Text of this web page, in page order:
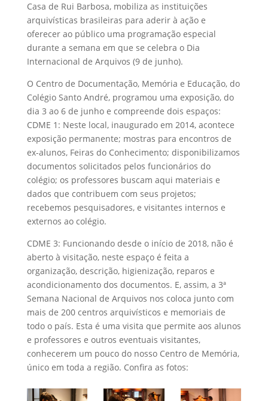
Casa de Rui Barbosa, mobiliza as instituições
arquivísticas brasileiras para aderir à ação e
oferecer ao público uma programação especial
durante a semana em que se celebra o Dia
Internacional de Arquivos (9 de junho).
O Centro de Documentação, Memória e Educação, do
Colégio Santo André, programou uma exposição, do
dia 3 ao 6 de junho e compreende dois espaços:
CDME 1: Neste local, inaugurado em 2014, acontece
exposição permanente; mostras para encontros de
ex-alunos, Feiras do Conhecimento; disponibilizamos
documentos solicitados pelos funcionários do
colégio; os professores buscam aqui materiais e
dados que contribuem com seus projetos;
recebemos pesquisadores, e visitantes internos e
externos ao colégio.
CDME 3: Funcionando desde o início de 2018, não é
aberto à visitação, neste espaço é feita a
organização, descrição, higienização, reparos e
acondicionamento dos documentos. E, assim, a 3ª
Semana Nacional de Arquivos nos coloca junto com
mais de 200 centros arquivísticos e memoriais de
todo o país. Esta é uma visita que permite aos alunos
e professores e outros eventuais visitantes,
conhecerem um pouco do nosso Centro de Memória,
único em toda a região. Confira as fotos: